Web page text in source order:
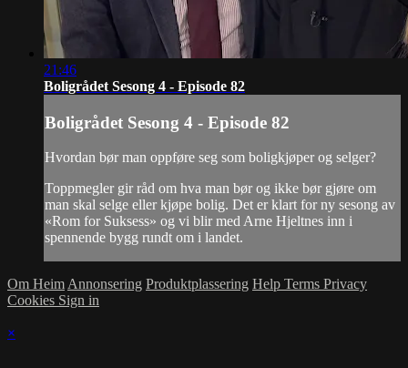
21:46
Boligrådet Sesong 4 - Episode 82
Boligrådet Sesong 4 - Episode 82
Hvordan bør man oppføre seg som boligkjøper og selger?
Toppmegler gir råd om hva man bør og ikke bør gjøre om
man skal selge eller kjøpe bolig. Det er klart for ny sesong av
«Rom for Suksess» og vi blir med Arne Hjeltnes inn i
spennende bygg rundt om i landet.
Om Heim Annonsering Produktplassering Help Terms Privacy
Cookies Sign in
×